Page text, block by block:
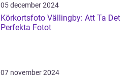
05 december 2024
Körkortsfoto Vällingby: Att Ta Det
Perfekta Fotot
07 november 2024